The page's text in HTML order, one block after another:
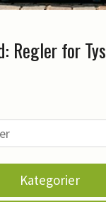
Regler for
Kategorier